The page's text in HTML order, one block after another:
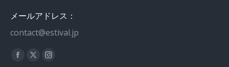
メールアドレス：
contact@estival.jp
私達を見つけてください：
Facebook
X
Instagram